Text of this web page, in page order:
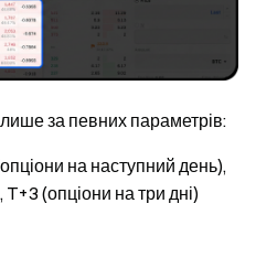
за певних параметрів:
на наступний день),
(опціони на три дні)